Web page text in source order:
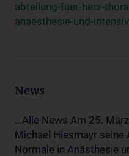
abteilung-fuer-herz-
anaesthesie-und-
News
...Alle News Am 25.
Michael Hiesmayr seine
Normale in Anästhesie